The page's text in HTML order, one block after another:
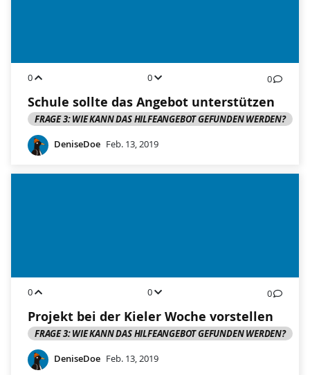
0 0 0
Schule sollte das Angebot unterstützen
FRAGE 3: WIE KANN DAS HILFEANGEBOT GEFUNDEN WERDEN?
DeniseDoe Feb. 13, 2019
0 0 0
Projekt bei der Kieler Woche vorstellen
FRAGE 3: WIE KANN DAS HILFEANGEBOT GEFUNDEN WERDEN?
DeniseDoe Feb. 13, 2019